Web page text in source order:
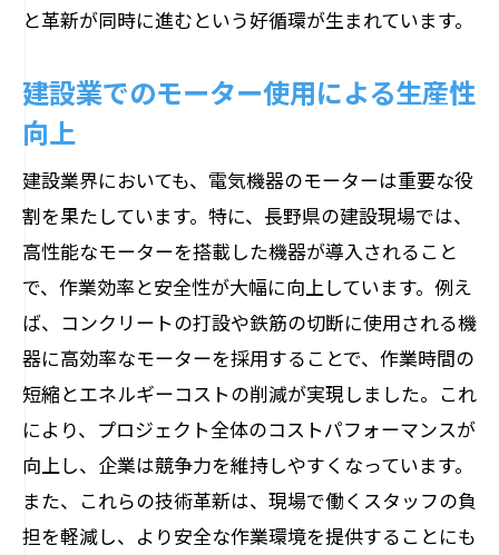
と革新が同時に進むという好循環が生まれています。
建設業でのモーター使用による生産性
向上
建設業界においても、電気機器のモーターは重要な役
割を果たしています。特に、長野県の建設現場では、
高性能なモーターを搭載した機器が導入されること
で、作業効率と安全性が大幅に向上しています。例え
ば、コンクリートの打設や鉄筋の切断に使用される機
器に高効率なモーターを採用することで、作業時間の
短縮とエネルギーコストの削減が実現しました。これ
により、プロジェクト全体のコストパフォーマンスが
向上し、企業は競争力を維持しやすくなっています。
また、これらの技術革新は、現場で働くスタッフの負
担を軽減し、より安全な作業環境を提供することにも